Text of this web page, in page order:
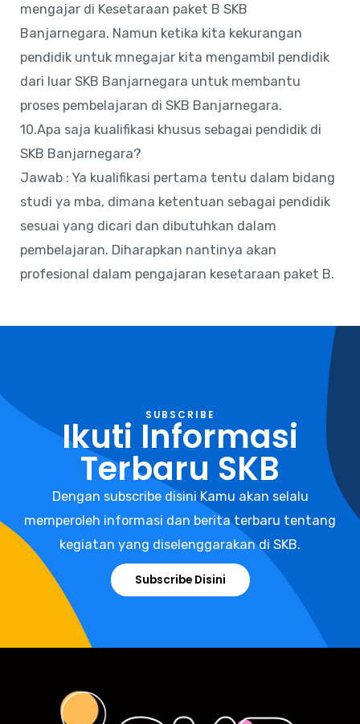
mengajar di Kesetaraan paket B SKB
Banjarnegara. Namun ketika kita kekurangan
pendidik untuk mnegajar kita mengambil pendidik
dari luar SKB Banjarnegara untuk membantu
proses pembelajaran di SKB Banjarnegara.
10.Apa saja kualifikasi khusus sebagai pendidik di
SKB Banjarnegara?
Jawab : Ya kualifikasi pertama tentu dalam bidang
studi ya mba, dimana ketentuan sebagai pendidik
sesuai yang dicari dan dibutuhkan dalam
pembelajaran. Diharapkan nantinya akan
profesional dalam pengajaran kesetaraan paket B.
SUBSCRIBE
Ikuti Informasi
Terbaru SKB
Dengan subscribe disini Kamu akan selalu
memperoleh informasi dan berita terbaru tentang
kegiatan yang diselenggarakan di SKB.
Subscribe Disini